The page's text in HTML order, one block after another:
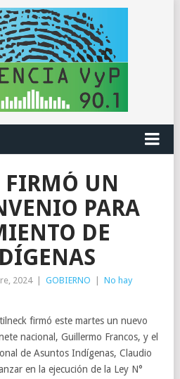
FIRMÓ UN
PARA
DE
2024 GOBIERNO
No hay
firmó este martes un nuevo
nacional, Guillermo Francos, y el
de Asuntos Indígenas, Claudio
en la ejecución de la Ley N°